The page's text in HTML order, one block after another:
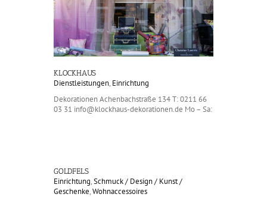
KLOCKHAUS
Dienstleistungen, Einrichtung
Dekorationen Achenbachstraße 134 T: 0211 66
03 31 info@klockhaus-dekorationen.de Mo – Sa:
GOLDFELS
Einrichtung,Schmuck / Design / Kunst /
Geschenke,Wohnaccessoires